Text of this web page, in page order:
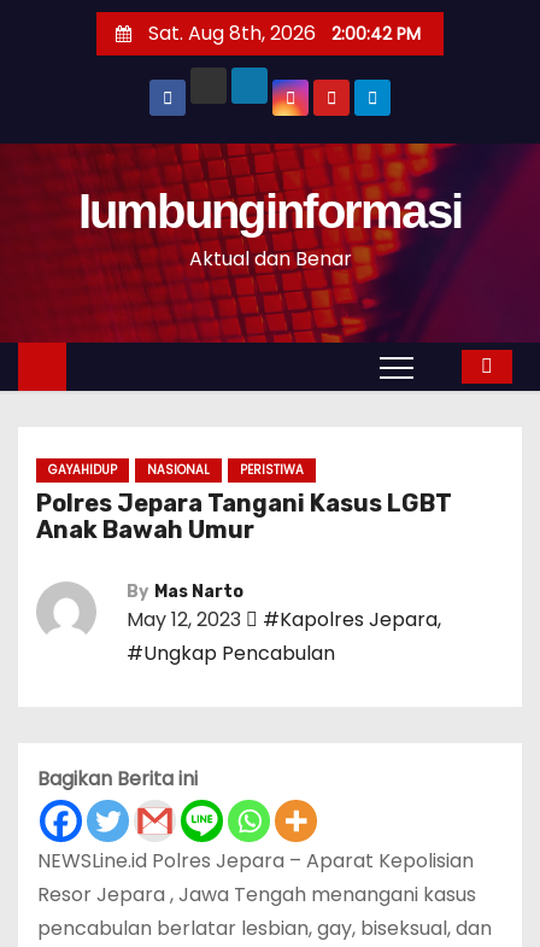
t
n
Sat. Aug 8th, 2026 2:00:43 PM
Iumbunginformasi
Aktual dan Benar
GAYAHIDUP NASIONAL PERISTIWA
Polres Jepara Tangani Kasus LGBT
Anak Bawah Umur
By Mas Narto
May 12, 2023 #Kapolres Jepara,
#Ungkap Pencabulan
Bagikan Berita ini
NEWSLine.id Polres Jepara – Aparat Kepolisian
Resor Jepara , Jawa Tengah menangani kasus
pencabulan berlatar lesbian, gay, biseksual, dan